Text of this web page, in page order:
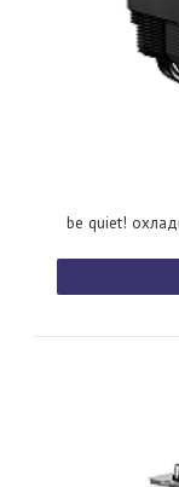
be quiet!